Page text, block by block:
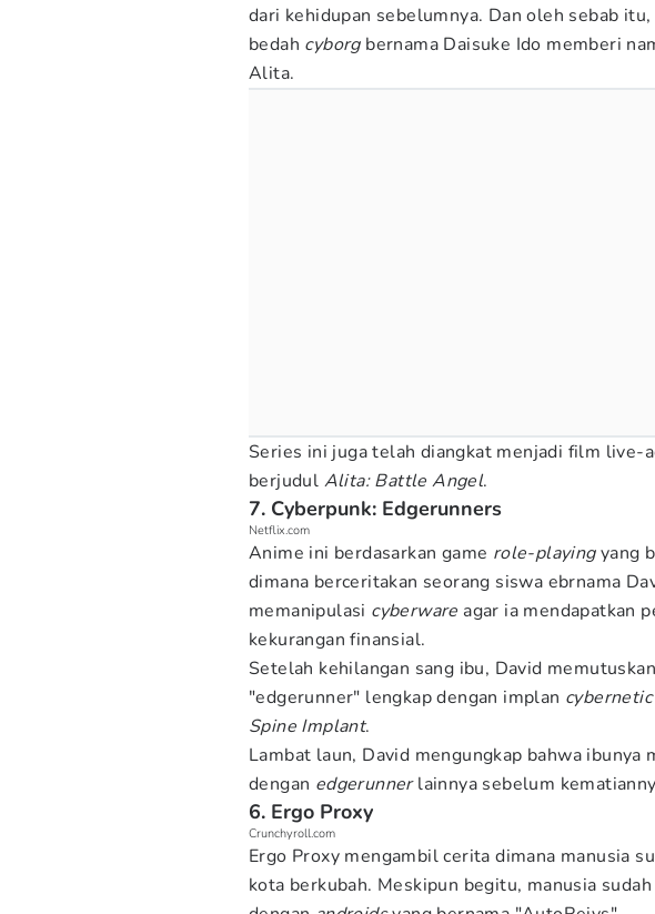
dari kehidupan sebelumnya. Dan oleh sebab
bedah cyborgbernama Daisuke Ido memberi
Alita.
Series ini juga telah diangkat menjadi film live-
berjudul Alita: Battle Angel.
7. Cyberpunk: Edgerunners
Netflix.com
Anime ini berdasarkan game role-playingyang
dimana berceritakan seorang siswa ebrnama
memanipulasi cyberware agar ia mendapatkan
kekurangan finansial.
Setelah kehilangan sang ibu, David
"edgerunner" lengkap dengan implan cybernetic
Spine Implant.
Lambat laun, David mengungkap bahwa ibunya
dengan edgerunnerlainnya sebelum
6. Ergo Proxy
Crunchyroll.com
Ergo Proxy mengambil cerita dimana manusia
kota berkubah. Meskipun begitu, manusia